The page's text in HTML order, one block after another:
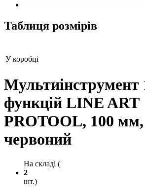
Таблиця розмірів
У коробці
Мультиінструмент
функцій LINE ART
PROTOOL, 100 мм,
червоний
На складі (
2
шт.)